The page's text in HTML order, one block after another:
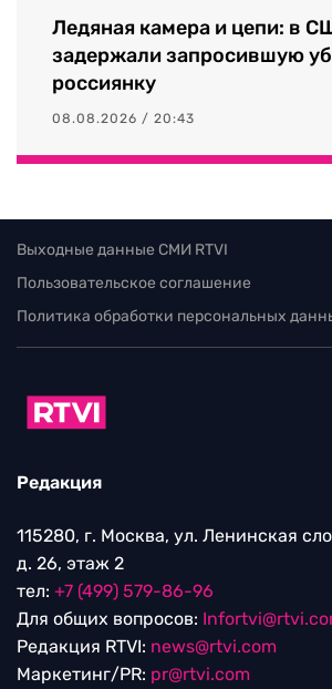
Ледяная камера и цепи: в
задержали запросившую
россиянку
08.08.2026 / 20:43
Выходные данные СМИ RTVI
Пользовательское соглашение
Политика обработки персональных
Редакция
115280, г. Москва, ул. Ленинская
д. 26, этаж 2
тел: +7 (499) 579-86-96
Для общих вопросов:
Редакция RTVI: news@rtvi.com
Маркетинг/PR: pr@rtvi.com